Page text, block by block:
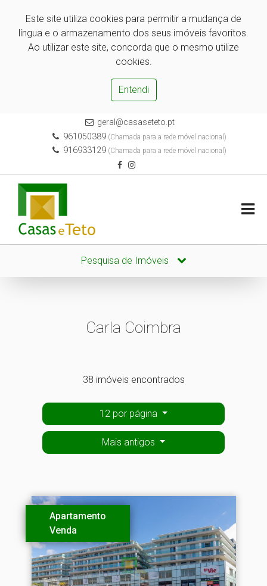
Este site utiliza cookies para permitir a mudança de
língua e o armazenamento dos seus imóveis favoritos.
Ao utilizar este site, concorda que o mesmo utilize
cookies.
Entendi
geral@casaseteto.pt
961050389 (Chamada para a rede móvel nacional)
916933129 (Chamada para a rede móvel nacional)
Pesquisa de Imóveis
Carla Coimbra
38 imóveis encontrados
12 por página
Mais antigos
Apartamento
Venda